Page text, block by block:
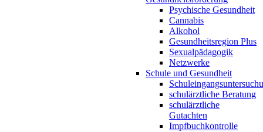
Psychische Gesundheit
Cannabis
Alkohol
Gesundheitsregion Plus
Sexualpädagogik
Netzwerke
Schule und Gesundheit
schulärztliche Beratung
schulärztliche
Gutachten
Impfbuchkontrolle